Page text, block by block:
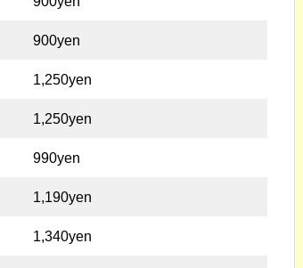
900yen
1,250yen
1,250yen
990yen
1,190yen
1,340yen